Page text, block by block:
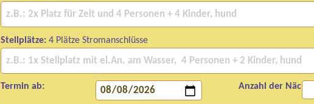
Stellplätze: 4 Plätze Stromanschlüsse
Termin ab: Anzahl der Nächte: